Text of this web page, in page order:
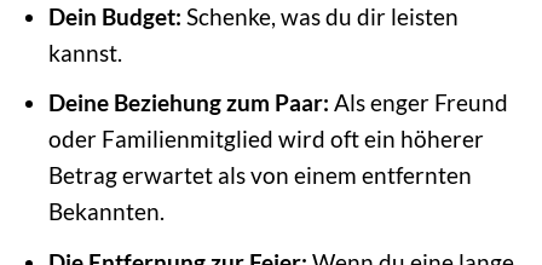
Dein Budget: Schenke, was du dir leisten
kannst.
Deine Beziehung zum Paar: Als enger Freund
oder Familienmitglied wird oft ein höherer
Betrag erwartet als von einem entfernten
Bekannten.